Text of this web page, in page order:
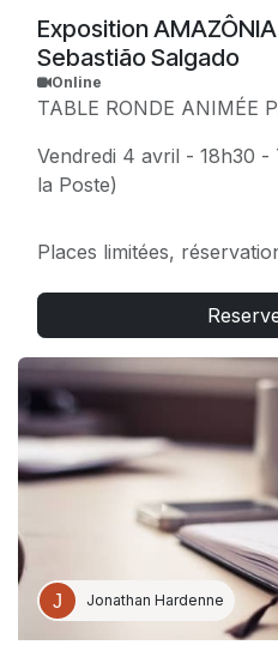
Exposition
Sebastião Salgado
Online
TABLE RONDE ANIMÉE
Vendredi 4 avril - 18h30 -
la Poste)
Places limitées,
Jonathan Hardenne